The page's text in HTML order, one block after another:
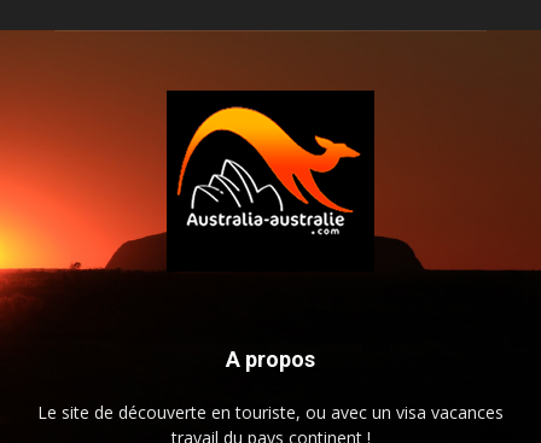
A propos
Le site de découverte en touriste, ou avec un visa vacances
travail du pays continent !